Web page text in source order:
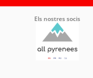
Els nostres socis